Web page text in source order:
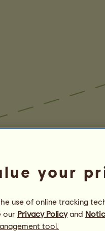
your
use of online tracking
our Privacy Policyand
tool.